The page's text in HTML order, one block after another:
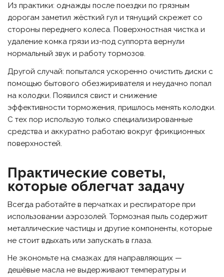
Из практики: однажды после поездки по грязным
дорогам заметил жёсткий гул и тянущий скрежет со
стороны переднего колеса. Поверхностная чистка и
удаление комка грязи из-под суппорта вернули
нормальный звук и работу тормозов.
Другой случай: попытался ускоренно очистить диски с
помощью бытового обезжиривателя и неудачно попал
на колодки. Появился свист и снижение
эффективности торможения, пришлось менять колодки.
С тех пор использую только специализированные
средства и аккуратно работаю вокруг фрикционных
поверхностей.
Практические советы,
которые облегчат задачу
Всегда работайте в перчатках и респираторе при
использовании аэрозолей. Тормозная пыль содержит
металлические частицы и другие компоненты, которые
не стоит вдыхать или запускать в глаза.
Не экономьте на смазках для направляющих —
дешёвые масла не выдерживают температуры и